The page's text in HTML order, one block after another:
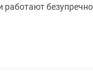
работают